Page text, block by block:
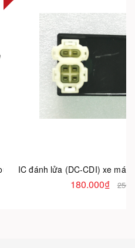
AllIC đánh lửa (DC-CDI) xe máy
180.000₫